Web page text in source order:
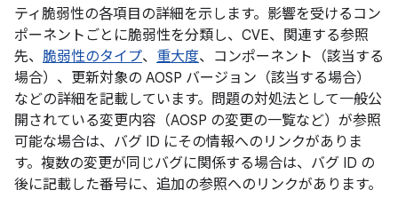
ティ脆弱性の各項目の詳細を示します。影響を受けるコン
ポーネントごとに脆弱性を分類し、CVE、関連する参照
先、 脆弱性のタイプ、 重大度、コンポーネント（該当する
場合）、更新対象の AOSP バージョン（該当する場合）
などの詳細を記載しています。問題の対処法として一般公
開されている変更内容（AOSP の変更の一覧など）が参照
可能な場合は、バグ ID にその情報へのリンクがありま
す。複数の変更が同じバグに関係する場合は、バグ ID の
後に記載した番号に、追加の参照へのリンクがあります。